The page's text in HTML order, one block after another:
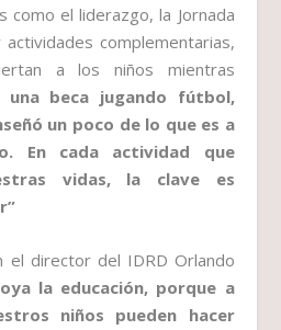
como el liderazgo, la Jornada
complementarias,
a los niños mientras
una beca jugando fútbol,
un poco de lo que es a
En cada actividad que
vidas, la clave es
el director del IDRD Orlando
la educación, porque a
niños pueden hacer